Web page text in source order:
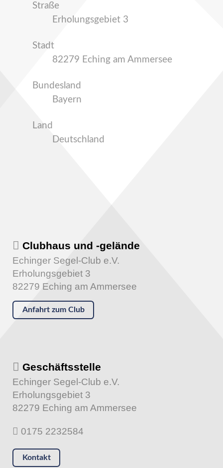
Straße
Erholungsgebiet 3
Stadt
82279 Eching am Ammersee
Bundesland
Bayern
Land
Deutschland
Clubhaus und -gelände
Echinger Segel-Club e.V.
Erholungsgebiet 3
82279 Eching am Ammersee
Anfahrt zum Club
Geschäftsstelle
Echinger Segel-Club e.V.
Erholungsgebiet 3
82279 Eching am Ammersee
0175 2232584
Kontakt